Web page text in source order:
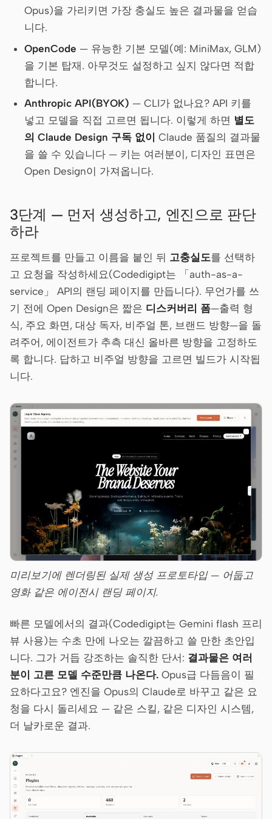
Opus)을 가리키면 가장 충실도 높은 결과물을 얻습
니다.
OpenCode — 유능한 기본 모델(예: MiniMax, GLM)
을 기본 탑재. 아무것도 설정하고 싶지 않다면 적합
합니다.
Anthropic API(BYOK) — CLI가 없나요? API 키를
넣고 모델을 직접 고르면 됩니다. 이렇게 하면 별도
의 Claude Design 구독 없이 Claude 품질의 결과물
을 쓸 수 있습니다 — 키는 여러분이, 디자인 표면은
Open Design이 가져옵니다.
3단계 — 먼저 생성하고, 엔진으로 판단
하라
프로젝트를 만들고 이름을 붙인 뒤 고충실도를 선택하
고 요청을 작성하세요(Codedigipt는 「auth-as-a-
service」 API의 랜딩 페이지를 만듭니다). 무언가를 쓰
기 전에 Open Design은 짧은 디스커버리 폼—출력 형
식, 주요 화면, 대상 독자, 비주얼 톤, 브랜드 방향—을 돌
려주어, 에이전트가 추측 대신 올바른 방향을 고정하도
록 합니다. 답하고 비주얼 방향을 고르면 빌드가 시작됩
니다.
미리보기에 렌더링된 실제 생성 프로토타입 — 어둡고
영화 같은 에이전시 랜딩 페이지.
빠른 모델에서의 결과(Codedigipt는 Gemini flash 프리
뷰 사용)는 수초 만에 나오는 깔끔하고 쓸 만한 초안입
니다. 그가 거듭 강조하는 솔직한 단서: 결과물은 여러
분이 고른 모델 수준만큼 나온다. Opus급 다듬음이 필
요하다고요? 엔진을 Opus의 Claude로 바꾸고 같은 요
청을 다시 돌리세요 — 같은 스킬, 같은 디자인 시스템,
더 날카로운 결과.